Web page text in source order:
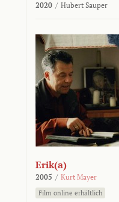
2020 / Hubert Sauper
Erik(a)
2005 / Kurt Mayer
Film online erhältlich